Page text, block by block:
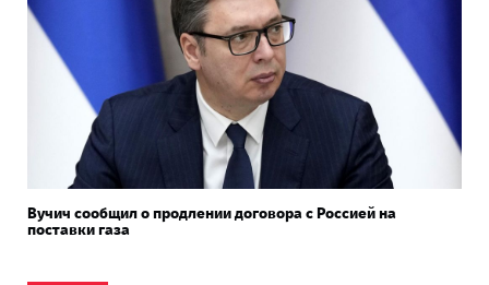
Вучич сообщил о продлении договора с Россией на
поставки газа